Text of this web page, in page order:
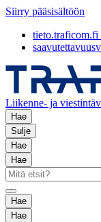
Siirry pääsisältöön
tieto.traficom.fi
Liikenne- ja
Hae
Sulje
Hae
Hae
Hae
Hae